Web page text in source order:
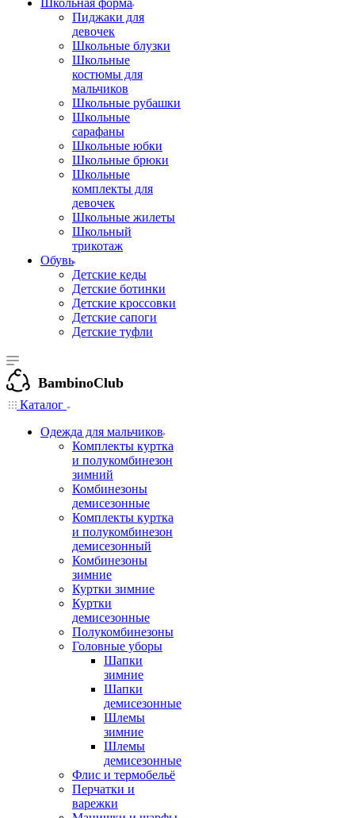
Школьная форма
Пиджаки для
девочек
Школьные блузки
Школьные
костюмы для
мальчиков
Школьные рубашки
Школьные
сарафаны
Школьные юбки
Школьные брюки
Школьные
комплекты для
девочек
Школьные жилеты
Школьный
трикотаж
Обувь
Детские кеды
Детские ботинки
Детские кроссовки
Детские сапоги
Детские туфли
BambinoClub
Каталог
Одежда для мальчиков
Комплекты куртка
и полукомбинезон
зимний
Комбинезоны
демисезонные
Комплекты куртка
и полукомбинезон
демисезонный
Комбинезоны
зимние
Куртки зимние
Куртки
демисезонные
Полукомбинезоны
Головные уборы
Шапки
зимние
Шапки
демисезонные
Шлемы
зимние
Шлемы
демисезонные
Флис и термобельё
Перчатки и
варежки